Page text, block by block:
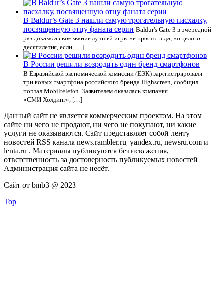
В Baldur’s Gate 3 нашли самую трогательную пасхалку,
посвященную отцу фаната серии Baldur's Gate 3 в очередной
раз доказала свое звание лучшей игры не просто года, но целого
десятилетия, если […]
В России решили возродить один бренд смартфонов
В Евразийской экономической комиссии (ЕЭК) зарегистрировали
три новых смартфона российского бренда Highscreen, сообщил
портал Mobiltelefon. Заявителем оказалась компания
«СМИ Холдинг», […]
Данный сайт не является коммерческим проектом. На этом
сайте ни чего не продают, ни чего не покупают, ни какие
услуги не оказываются. Сайт представляет собой ленту
новостей RSS канала news.rambler.ru, yandex.ru, newsru.com и
lenta.ru . Материалы публикуются без искажения,
ответственность за достоверность публикуемых новостей
Администрация сайта не несёт.
Сайт от bmb3 @ 2023
Top